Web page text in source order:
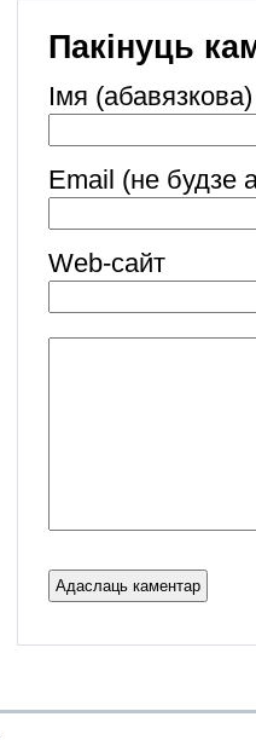
Пакінуць
Імя (абавязкова)
Email (не будзе
Web-cайт